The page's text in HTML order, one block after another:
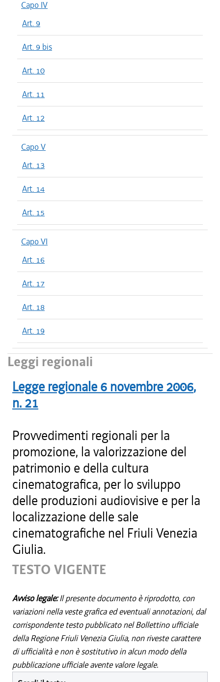
Capo IV
Art. 9
Art. 9 bis
Art. 10
Art. 11
Art. 12
Capo V
Art. 13
Art. 14
Art. 15
Capo VI
Art. 16
Art. 17
Art. 18
Art. 19
Leggi regionali
Legge regionale 6 novembre 2006,
n. 21
Provvedimenti regionali per la
promozione, la valorizzazione del
patrimonio e della cultura
cinematografica, per lo sviluppo
delle produzioni audiovisive e per la
localizzazione delle sale
cinematografiche nel Friuli Venezia
Giulia.
TESTO VIGENTE
Avviso legale:Il presente documento è riprodotto, con
variazioni nella veste grafica ed eventuali annotazioni, dal
corrispondente testo pubblicato nel Bollettino ufficiale
della Regione Friuli Venezia Giulia, non riveste carattere
di ufficialità e non è sostitutivo in alcun modo della
pubblicazione ufficiale avente valore legale.